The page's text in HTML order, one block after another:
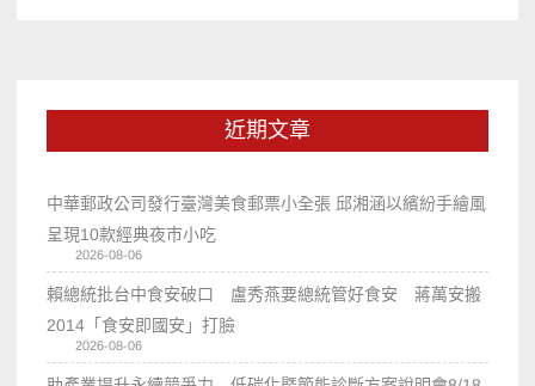
近期文章
中華郵政公司發行臺灣美食郵票小全張 邱湘涵以繽紛手繪風
呈現10款經典夜市小吃
2026-08-06
賴總統批台中食安破口 盧秀燕要總統管好食安 蔣萬安搬
2014「食安即國安」打臉
2026-08-06